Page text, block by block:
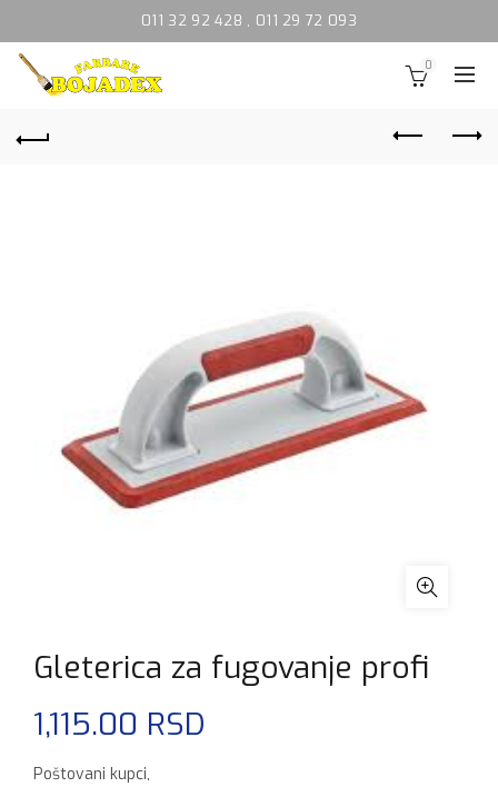
011 32 92 428 , 011 29 72 093
0
Gleterica za fugovanje profi
1,115.00 RSD
Poštovani kupci,